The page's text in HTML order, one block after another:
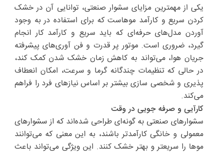
یکی از مهمترین مزایای سشوار صنعتی، توانایی آن در خشک
کردن سریع و کارآمد موهاست که برای استفاده در به وجود
آوردن مدل‌های حرفه‌ای که باید سریع و کارآمد کار انجام
گیرد، ضروری است. موتور پر قدرت و فن آوری‌های پیشرفته
جریان هوا، می‌تواند به کاهش زمان خشک شدن کمک کند،
در حالی که تنظیمات چندگانه گرما و سرعت، امکان انعطاف
پذیری و شخصی سازی بیشتر بر اساس نیازهای فرد را فراهم
می‌کند.
کارآیی و صرفه جویی در وقت
سشوارهای صنعتی به گونه‌ای طراحی شده‌اند که از سشوارهای
معمولی و خانگی کارآمدتر باشند، به این معنی که می‌توانند
موها را سریعتر و بهتر خشک کنند. این ویژگی می‌تواند باعث